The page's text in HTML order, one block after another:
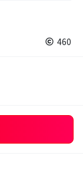
460